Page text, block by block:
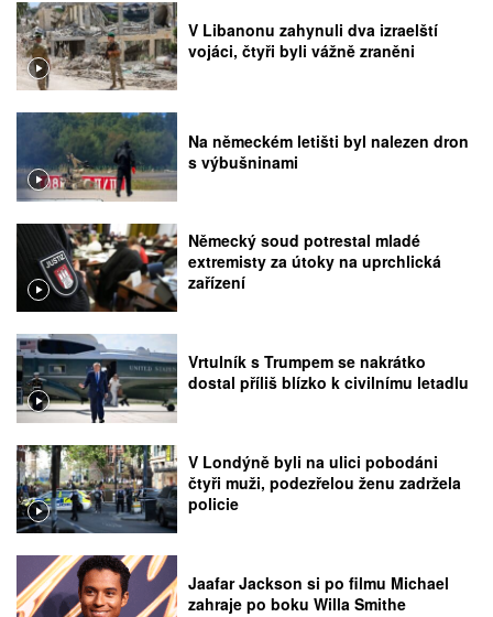
V Libanonu zahynuli dva izraelští
vojáci, čtyři byli vážně zraněni
Na německém letišti byl nalezen dron
s výbušninami
Německý soud potrestal mladé
extremisty za útoky na uprchlická
zařízení
Vrtulník s Trumpem se nakrátko
dostal příliš blízko k civilnímu letadlu
V Londýně byli na ulici pobodáni
čtyři muži, podezřelou ženu zadržela
policie
Jaafar Jackson si po filmu Michael
zahraje po boku Willa Smithe